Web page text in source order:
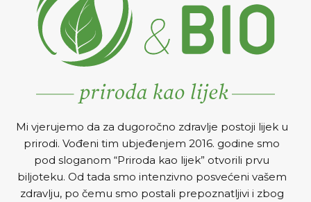
Mi vjerujemo da za dugoročno zdravlje postoji lijek u
prirodi. Vođeni tim ubjeđenjem 2016. godine smo
pod sloganom “Priroda kao lijek” otvorili prvu
biljoteku. Od tada smo intenzivno posvećeni vašem
zdravlju, po čemu smo postali prepoznatljivi i zbog